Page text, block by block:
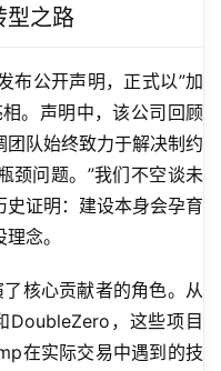
型之路
公开声明，正式以”加
。声明中，该公司回顾
队始终致力于解决制约
颈问题。”我们不空谈未
证明：建设本身会孕育
念。
核心贡献者的角色。从
DoubleZero，这些项目
在实际交易中遇到的技